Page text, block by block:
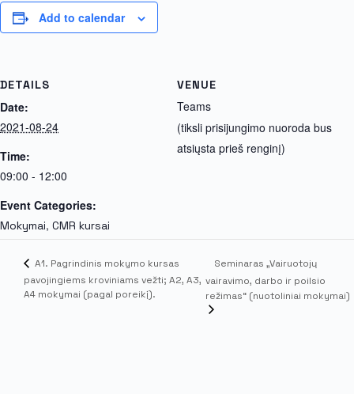
Add to calendar
DETAILS
Date:
2021-08-24
Time:
09:00 - 12:00
Event Categories:
Mokymai, CMR kursai
VENUE
Teams
(tiksli prisijungimo nuoroda bus
atsiųsta prieš renginį)
A1. Pagrindinis mokymo kursas
pavojingiems kroviniams vežti; A2, A3,
A4 mokymai (pagal poreikį).
Seminaras „Vairuotojų
vairavimo, darbo ir poilsio
režimas“ (nuotoliniai mokymai)